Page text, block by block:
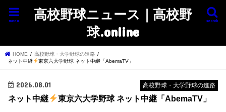
高校野球ニュース｜高校野
球.online
search
menu
HOME
高校野球・大学野球の進路
ネット中継
東京六大学野球 ネット中継「AbemaTV」
高校野球・大学野球の進路
2026.08.01
ネット中継 東京六大学野球 ネット中継「AbemaTV」